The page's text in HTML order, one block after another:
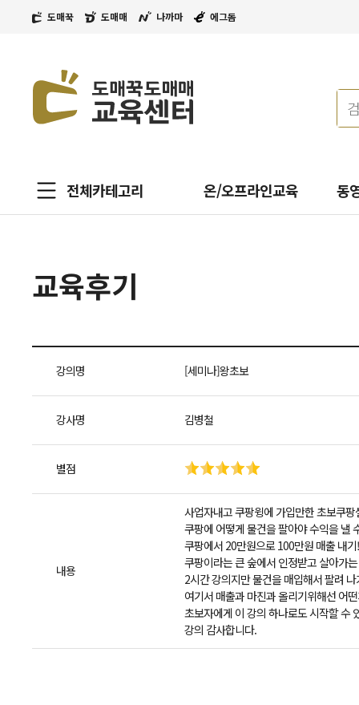
도매꾹 도매매 나까마 에그돔
전체카테고리 온/오프라인교육 동
교육후기
강의명 [세미나]왕초보
강사명 김병철
별점
내용
사업자내고 쿠팡윙에 가입만한 초보쿠팡
쿠팡에 어떻게 물건을 팔아야 수익을 낼
쿠팡에서 20만원으로 100만원 매출 내
쿠팡이라는 큰 숲에서 인정받고 살아가
2시간 강의지만 물건을 매입해서 팔려
여기서 매출과 마진과 올리기위해선 어
초보자에게 이 강의 하나로도 시작할 수
강의 감사합니다.